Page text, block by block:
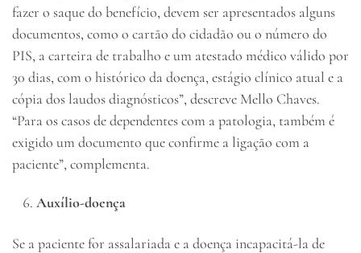
fazer o saque do benefício, devem ser apresentados alguns
documentos, como o cartão do cidadão ou o número do
PIS, a carteira de trabalho e um atestado médico válido por
30 dias, com o histórico da doença, estágio clínico atual e a
cópia dos laudos diagnósticos”, descreve Mello Chaves.
“Para os casos de dependentes com a patologia, também é
exigido um documento que confirme a ligação com a
paciente”, complementa.
Auxílio-doença
Se a paciente for assalariada e a doença incapacitá-la de